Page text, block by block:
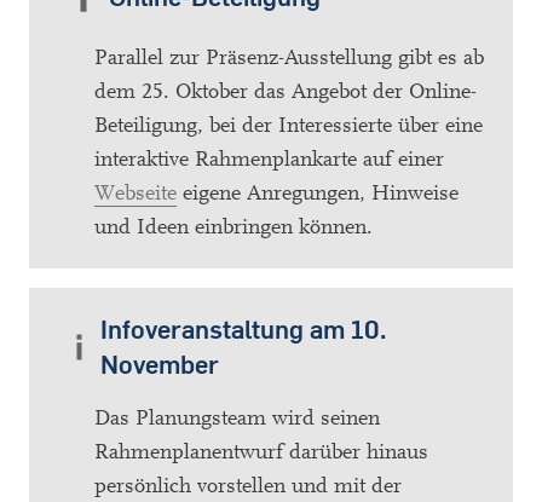
Parallel zur Präsenz-Ausstellung gibt es ab
dem 25. Oktober das Angebot der Online-
Beteiligung, bei der Interessierte über eine
interaktive Rahmenplankarte auf einer
Webseite eigene Anregungen, Hinweise
und Ideen einbringen können.
Infoveranstaltung am 10.
November
Das Planungsteam wird seinen
Rahmenplanentwurf darüber hinaus
persönlich vorstellen und mit der